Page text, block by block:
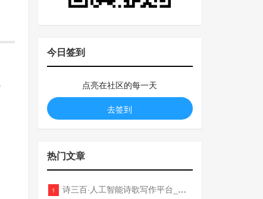
今日签到
点亮在社区的每一天
去签到
热门文章
1 诗三百·人工智能诗歌写作平台_在线作诗机_藏头诗生成器_电脑对联_姓名作诗